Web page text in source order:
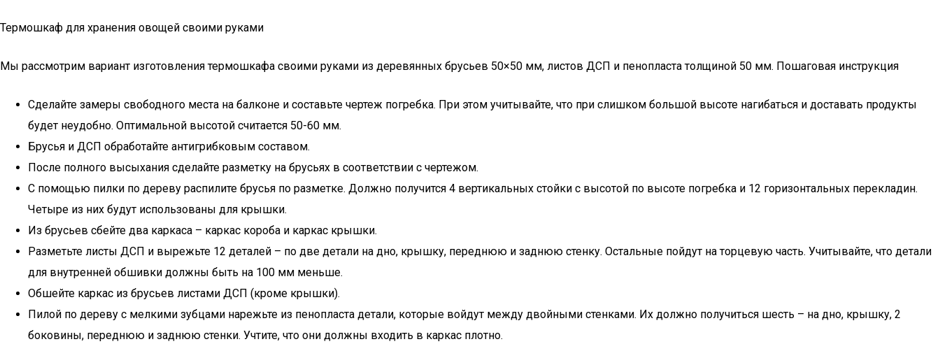
Термошкаф для хранения овощей своими руками
Мы рассмотрим вариант изготовления термошкафа своими руками из деревянных брусьев 50×50 мм, листов ДСП и пенопласта толщиной 50 мм. Пошаговая инструкция
Сделайте замеры свободного места на балконе и составьте чертеж погребка. При этом учитывайте, что при слишком большой высоте нагибаться и доставать продукты
будет неудобно. Оптимальной высотой считается 50-60 мм.
Брусья и ДСП обработайте антигрибковым составом.
После полного высыхания сделайте разметку на брусьях в соответствии с чертежом.
С помощью пилки по дереву распилите брусья по разметке. Должно получится 4 вертикальных стойки с высотой по высоте погребка и 12 горизонтальных перекладин.
Четыре из них будут использованы для крышки.
Из брусьев сбейте два каркаса – каркас короба и каркас крышки.
Разметьте листы ДСП и вырежьте 12 деталей – по две детали на дно, крышку, переднюю и заднюю стенку. Остальные пойдут на торцевую часть. Учитывайте, что детали
для внутренней обшивки должны быть на 100 мм меньше.
Обшейте каркас из брусьев листами ДСП (кроме крышки).
Пилой по дереву с мелкими зубцами нарежьте из пенопласта детали, которые войдут между двойными стенками. Их должно получиться шесть – на дно, крышку, 2
боковины, переднюю и заднюю стенки. Учтите, что они должны входить в каркас плотно.